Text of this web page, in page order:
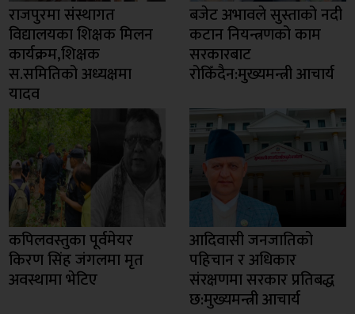
राजपुरमा संस्थागत
विद्यालयका शिक्षक मिलन
कार्यक्रम,शिक्षक
स.समितिको अध्यक्षमा
यादव
बजेट अभावले सुस्ताको नदी
कटान नियन्त्रणको काम
सरकारबाट
रोकिँदैन:मुख्यमन्त्री आचार्य
कपिलवस्तुका पूर्वमेयर
किरण सिंह जंगलमा मृत
अवस्थामा भेटिए
आदिवासी जनजातिको
पहिचान र अधिकार
संरक्षणमा सरकार प्रतिबद्ध
छ:मुख्यमन्त्री आचार्य